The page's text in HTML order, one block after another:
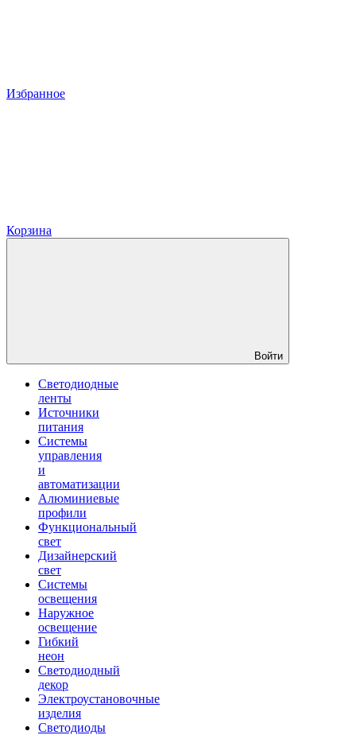
Избранное
Корзина
Войти
Светодиодные
ленты
Источники
питания
Системы
управления
и
автоматизации
Алюминиевые
профили
Функциональный
свет
Дизайнерский
свет
Системы
освещения
Наружное
освещение
Гибкий
неон
Светодиодный
декор
Электроустановочные
изделия
Светодиоды